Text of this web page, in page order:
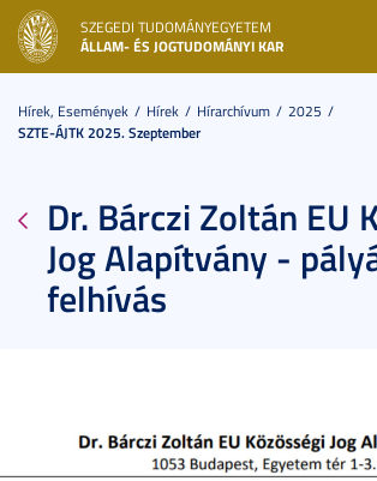
SZEGEDI TUDOMÁNYEGYETEM
ÁLLAM- ÉS JOGTUDOMÁNYI KAR
Hírek, Események Hírek Hírarchívum
2025
SZTE-ÁJTK 2025. Szeptember
Dr. Bárczi Zoltán EU
Jog Alapítvány -
felhívás